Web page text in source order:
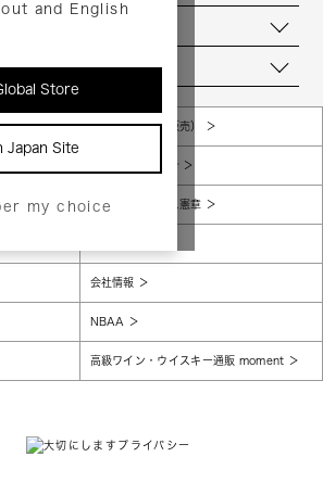
and English
Store
Japan Site
my choice
販売規約（店頭販売）
個人情報保護方針
コンプライアンス憲章
会社情報
NBAA
高級ワイン・ウイスキー通販 moment